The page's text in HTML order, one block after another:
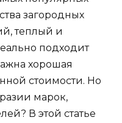
загородных
теплый и
подходит
хорошая
стоимости. Но
марок,
В этой статье